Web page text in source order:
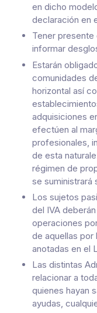
en dicho
declaración en
Tener
informar
Estarán
comunidades
horizontal así
adquisiciones
efectúen al
profesionales,
de esta
régimen de
se suministrará
Los sujetos
del IVA
operaciones
de aquellas por
anotadas en el
Las distintas
relacionar a
quienes hayan
ayudas,